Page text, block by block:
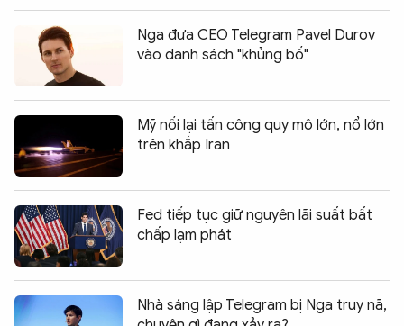
Nga đưa CEO Telegram Pavel Durov
vào danh sách "khủng bố"
Mỹ nối lại tấn công quy mô lớn, nổ lớn
trên khắp Iran
Fed tiếp tục giữ nguyên lãi suất bất
chấp lạm phát
Nhà sáng lập Telegram bị Nga truy nã,